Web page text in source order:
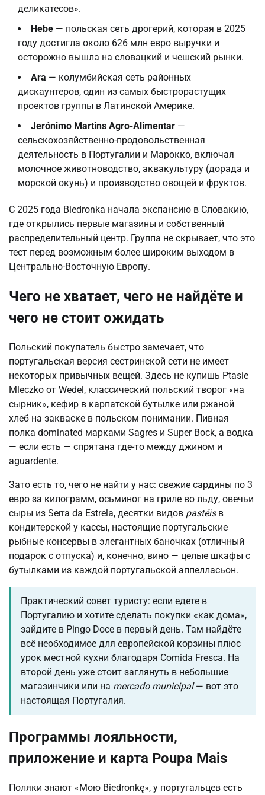
деликатесов».
Hebe — польская сеть дрогерий, которая в 2025
году достигла около 626 млн евро выручки и
осторожно вышла на словацкий и чешский рынки.
Ara — колумбийская сеть районных
дискаунтеров, один из самых быстрорастущих
проектов группы в Латинской Америке.
Jerónimo Martins Agro-Alimentar —
сельскохозяйственно-продовольственная
деятельность в Португалии и Марокко, включая
молочное животноводство, аквакультуру (дорада и
морской окунь) и производство овощей и фруктов.
С 2025 года Biedronka начала экспансию в Словакию,
где открылись первые магазины и собственный
распределительный центр. Группа не скрывает, что это
тест перед возможным более широким выходом в
Центрально-Восточную Европу.
Чего не хватает, чего не найдёте и
чего не стоит ожидать
Польский покупатель быстро замечает, что
португальская версия сестринской сети не имеет
некоторых привычных вещей. Здесь не купишь Ptasie
Mleczko от Wedel, классический польский творог «на
сырник», кефир в карпатской бутылке или ржаной
хлеб на закваске в польском понимании. Пивная
полка dominated марками Sagres и Super Bock, а водка
— если есть — спрятана где-то между джином и
aguardente.
Зато есть то, чего не найти у нас: свежие сардины по 3
евро за килограмм, осьминог на гриле во льду, овечьи
сыры из Serra da Estrela, десятки видов pastéisв
кондитерской у кассы, настоящие португальские
рыбные консервы в элегантных баночках (отличный
подарок с отпуска) и, конечно, вино — целые шкафы с
бутылками из каждой португальской аппелласьон.
Практический совет туристу: если едете в
Португалию и хотите сделать покупки «как дома»,
зайдите в Pingo Doce в первый день. Там найдёте
всё необходимое для европейской корзины плюс
урок местной кухни благодаря Comida Fresca. На
второй день уже стоит заглянуть в небольшие
магазинчики или на mercado municipal— вот это
настоящая Португалия.
Программы лояльности,
приложение и карта Poupa Mais
Поляки знают «Мою Biedronkę», у португальцев есть